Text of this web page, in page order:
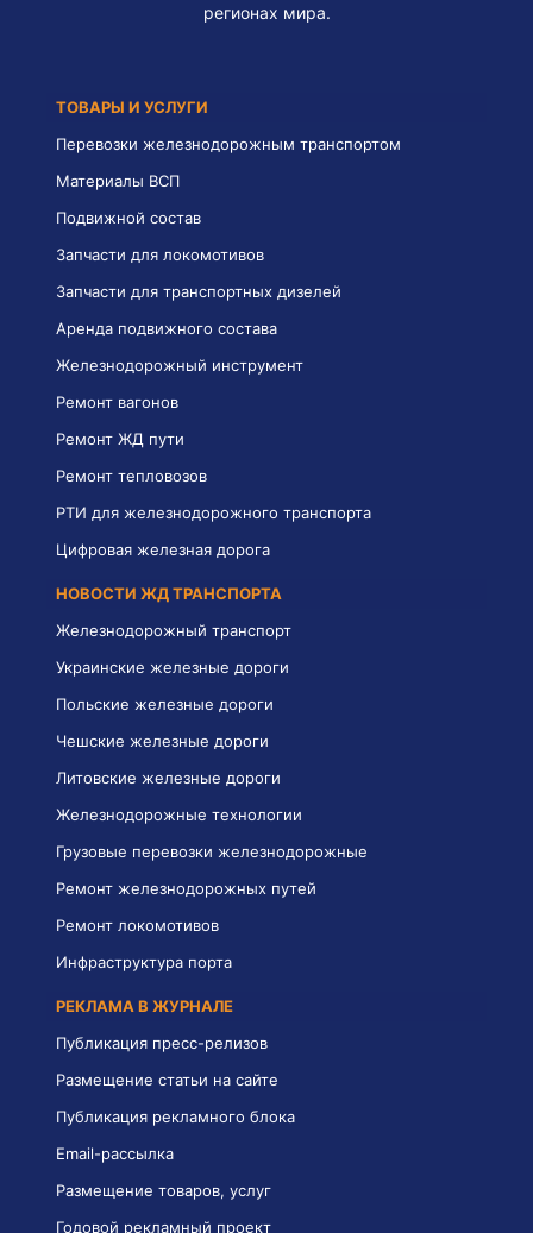
регионах мира.
ТОВАРЫ И УСЛУГИ
Перевозки железнодорожным транспортом
Материалы ВСП
Подвижной состав
Запчасти для локомотивов
Запчасти для транспортных дизелей
Аренда подвижного состава
Железнодорожный инструмент
Ремонт вагонов
Ремонт ЖД пути
Ремонт тепловозов
РТИ для железнодорожного транспорта
Цифровая железная дорога
НОВОСТИ ЖД ТРАНСПОРТА
Железнодорожный транспорт
Украинские железные дороги
Польские железные дороги
Чешские железные дороги
Литовские железные дороги
Железнодорожные технологии
Грузовые перевозки железнодорожные
Ремонт железнодорожных путей
Ремонт локомотивов
Инфраструктура порта
РЕКЛАМА В ЖУРНАЛЕ
Публикация пресс-релизов
Размещение статьи на сайте
Публикация рекламного блока
Email-рассылка
Размещение товаров, услуг
Годовой рекламный проект